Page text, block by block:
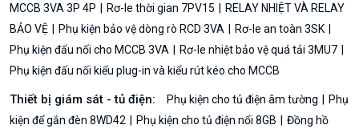
MCCB 3VA 3P 4P
Rơ-le thời gian 7PV15
RELAY NHIỆT VÀ RELAY
BẢO VỆ
Phụ kiện bảo vệ dòng rò RCD 3VA
Rơ-le an toàn 3SK
Phụ kiện đấu nối cho MCCB 3VA
Rơ-le nhiệt bảo vệ quá tải 3MU7
Phụ kiện đấu nối kiểu plug-in và kiểu rút kéo cho MCCB
Thiết bị giám sát - tủ điện: Phụ kiện cho tủ điện âm tường
Phụ
kiện để gắn đèn 8WD42
Phụ kiện cho tủ điện nổi 8GB
Đồng hồ